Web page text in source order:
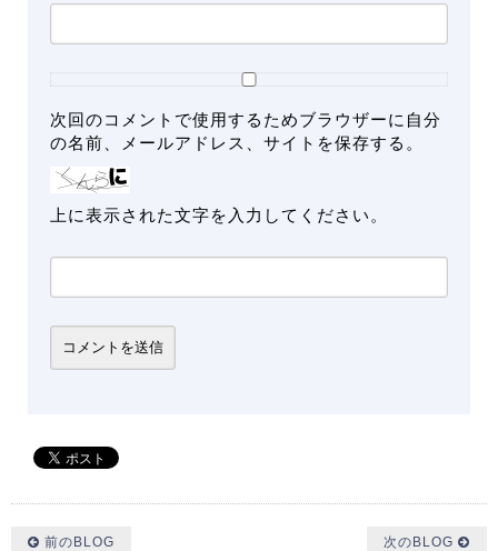
次回のコメントで使用するためブラウザーに自分
の名前、メールアドレス、サイトを保存する。
上に表示された文字を入力してください。
前のBLOG 次のBLOG